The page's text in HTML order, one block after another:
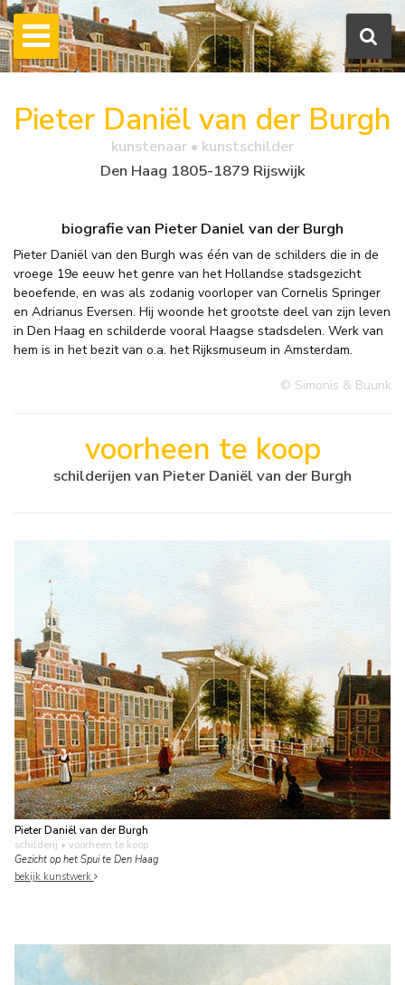
Pieter Daniël van der Burgh
kunstenaar • kunstschilder
Den Haag 1805-1879 Rijswijk
biografie van Pieter Daniel van der Burgh
Pieter Daniël van den Burgh was één van de schilders die in de
vroege 19e eeuw het genre van het Hollandse stadsgezicht
beoefende, en was als zodanig voorloper van Cornelis Springer
en Adrianus Eversen. Hij woonde het grootste deel van zijn leven
in Den Haag en schilderde vooral Haagse stadsdelen. Werk van
hem is in het bezit van o.a. het Rijksmuseum in Amsterdam.
© Simonis & Buunk
voorheen te koop
schilderijen van Pieter Daniël van der Burgh
Pieter Daniël van der Burgh
schilderij • voorheen te koop
Gezicht op het Spui te Den Haag
bekijk kunstwerk